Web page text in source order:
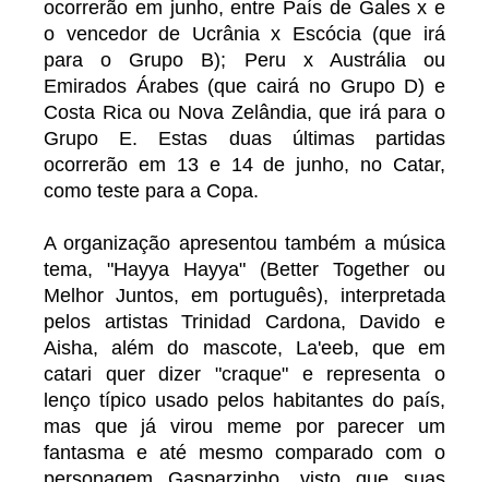
ocorrerão em junho, entre País de Gales x e
o vencedor de Ucrânia x Escócia (que irá
para o Grupo B); Peru x Austrália ou
Emirados Árabes (que cairá no Grupo D) e
Costa Rica ou Nova Zelândia, que irá para o
Grupo E. Estas duas últimas partidas
ocorrerão em 13 e 14 de junho, no Catar,
como teste para a Copa.
A organização apresentou também a música
tema, "Hayya Hayya" (Better Together ou
Melhor Juntos, em português), interpretada
pelos artistas Trinidad Cardona, Davido e
Aisha, além do mascote, La'eeb, que em
catari quer dizer "craque" e representa o
lenço típico usado pelos habitantes do país,
mas que já virou meme por parecer um
fantasma e até mesmo comparado com o